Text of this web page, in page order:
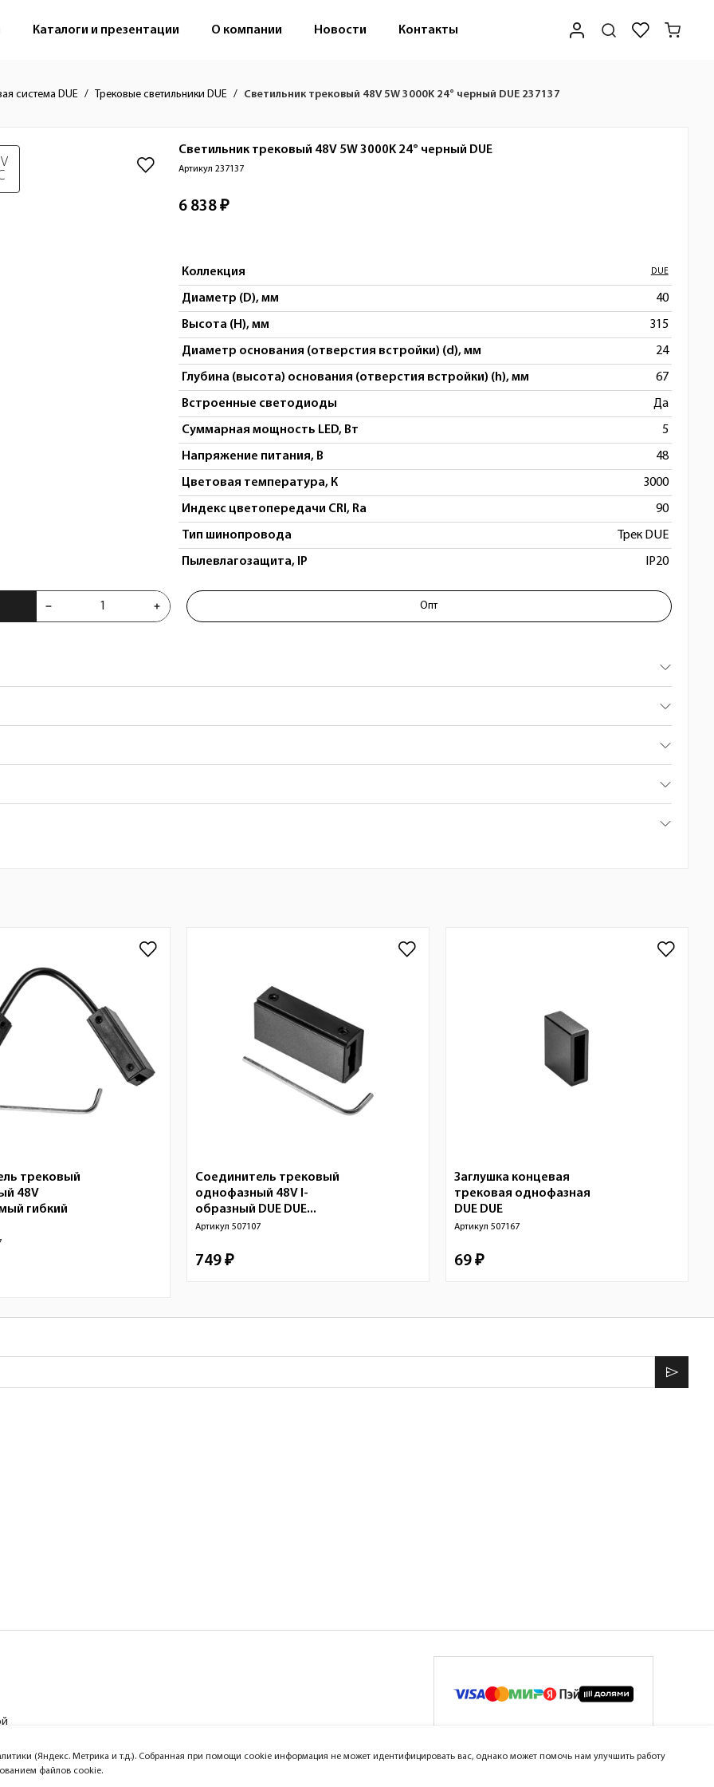
Каталоги и презентации О компании Новости Контакты
система DUE Трековые светильники DUE Светильник трековый 48V 5W 3000K 24° черный DUE 237137
Светильник трековый 48V 5W 3000K 24° черный DUE
Артикул 237137
6 838 ₽
Коллекция DUE
Диаметр (D), мм 40
Высота (H), мм 315
Диаметр основания (отверстия встройки) (d), мм 24
Глубина (высота) основания (отверстия встройки) (h), мм 67
Встроенные светодиоды Да
Суммарная мощность LED, Вт 5
Напряжение питания, В 48
Цветовая температура, К 3000
Индекс цветопередачи CRI, Ra 90
Тип шинопровода Трек DUE
Пылевлагозащита, IP IP20
3000K 24° черный DUE 237137 Опт
трековый
48V
гибкий
Соединитель трековый
однофазный 48V I-
образный DUE DUE...
Артикул 507107
749 ₽
Заглушка концевая
трековая однофазная
DUE DUE
Артикул 507167
69 ₽
send
(Яндекс. Метрика и т.д.). Собранная при помощи cookie информация не может идентифицировать вас, однако может помочь нам улучшить работу
файлов cookie.